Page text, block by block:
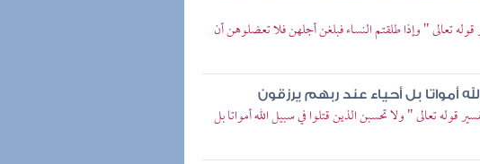
تعالى " وإذا طلقتم النساء فبلغن أجلهن فلا تعضلوهن أن
أمواتا بل أحياء عند ربهم يرزقون
قوله تعالى " ولا تحسبن الذين قتلوا في سبيل الله أمواتا بل